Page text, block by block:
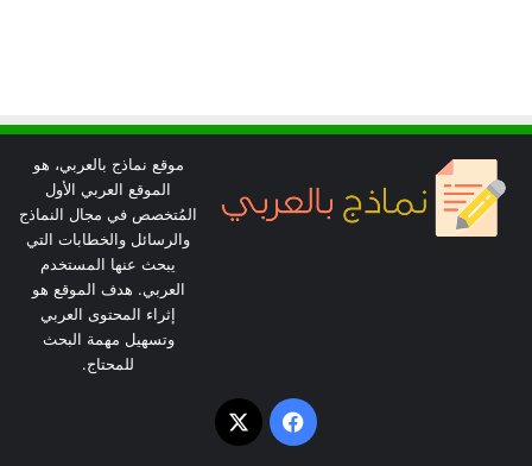
موقع نماذج بالعربي، هو
الموقع العربي الأول
المُتخصص في مجال النماذج
والرسائل والخطابات التي
يبحث عنها المستخدم
العربي. هدف الموقع هو
إثراء المحتوى العربي
وتسهيل مهمة البحث
للمحتاج.
فيسبوك
‫X